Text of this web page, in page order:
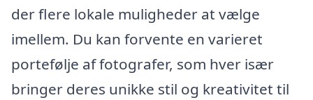
der flere lokale muligheder at vælge
imellem. Du kan forvente en varieret
portefølje af fotografer, som hver især
bringer deres unikke stil og kreativitet til